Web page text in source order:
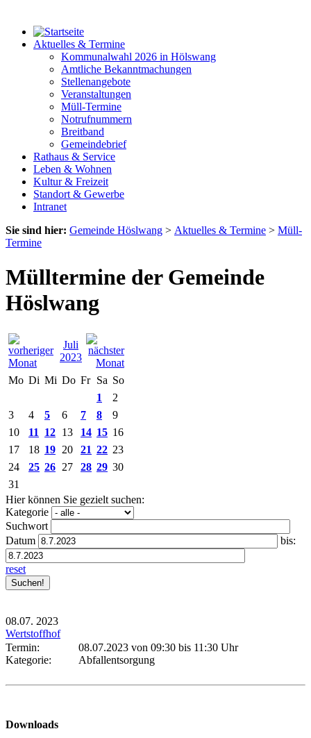
Aktuelles & Termine
Kommunalwahl 2026 in Hölswang
Amtliche Bekanntmachungen
Stellenangebote
Veranstaltungen
Müll-Termine
Notrufnummern
Breitband
Gemeindebrief
Rathaus & Service
Leben & Wohnen
Kultur & Freizeit
Standort & Gewerbe
Intranet
Sie sind hier: Gemeinde Höslwang > Aktuelles & Termine > Müll-
Termine
Mülltermine der Gemeinde
Höslwang
Juli
2023
Mo Di Mi Do Fr Sa So
1
2
3
4 5 6 7 8
9
10
11 12 13 14 15 16
17
18 19 20 21 22 23
24
25 26 27 28 29 30
31
Hier können Sie gezielt suchen:
Kategorie
Suchwort
Datum
bis:
reset
08.07. 2023
Wertstoffhof
Termin:
08.07.2023 von 09:30 bis 11:30 Uhr
Kategorie:
Abfallentsorgung
Downloads